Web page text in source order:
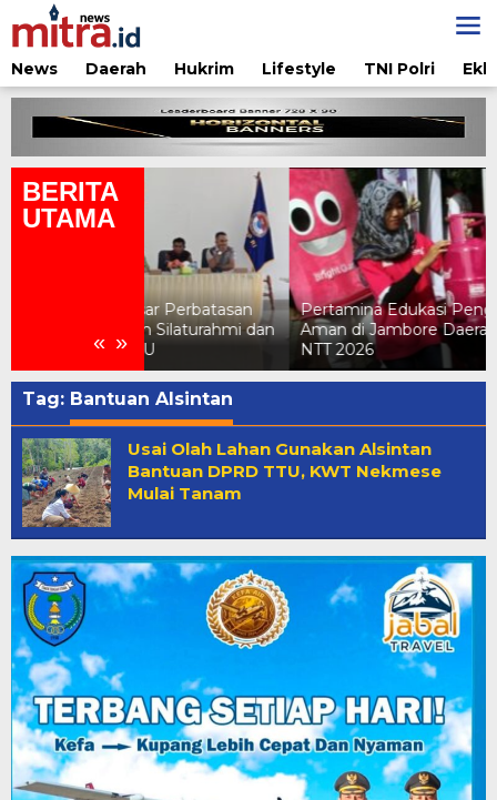
Lewati
ke
konten
News
Daerah Hukrim Lifestyle TNI Polri
BERITA
UTAMA
« »
Pertamina Edukasi Penggunaan LPG
Aman di Jambore Daerah Pramuka X
Tag: Bantuan Alsintan
Usai Olah Lahan Gunakan Alsintan
Bantuan DPRD TTU, KWT Nekmese
Mulai Tanam